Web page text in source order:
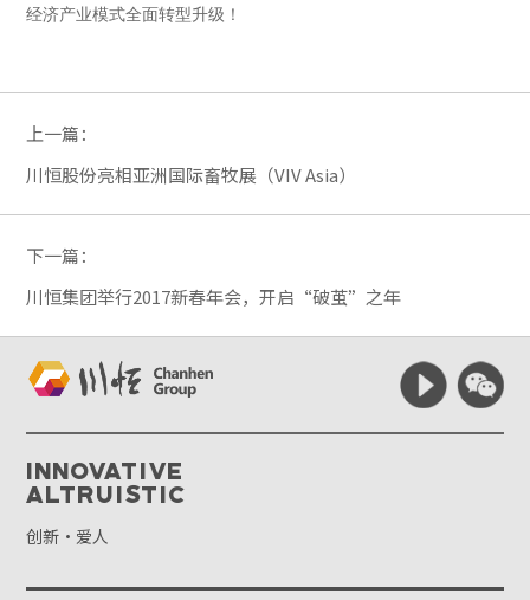
经济产业模式全面转型升级！
上一篇：
川恒股份亮相亚洲国际畜牧展（VIV Asia）
下一篇：
川恒集团举行2017新春年会，开启“破茧”之年
Innovative
Altruistic
创新·爱人